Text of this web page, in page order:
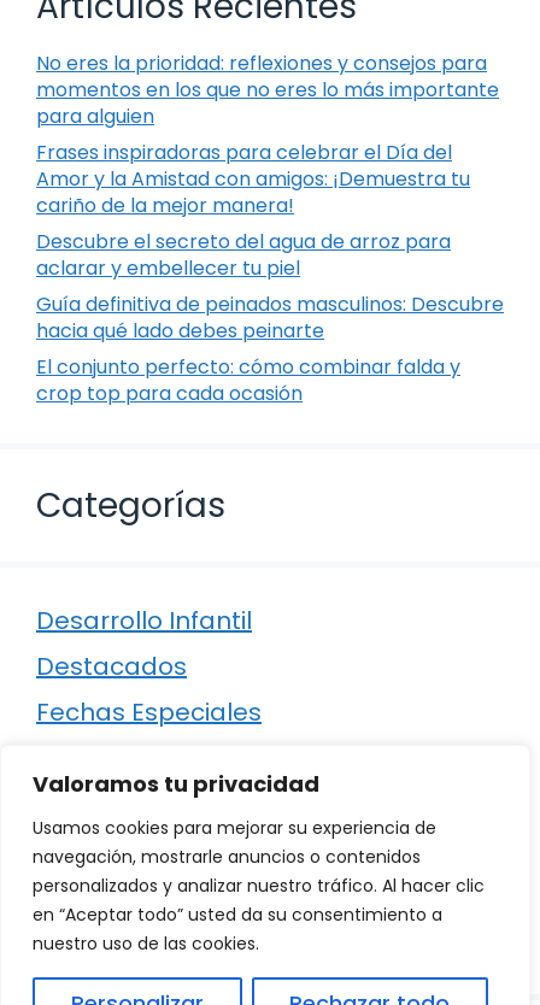
Valoramos tu privacidad
Usamos cookies para mejorar su experiencia de
navegación, mostrarle anuncios o contenidos
personalizados y analizar nuestro tráfico. Al hacer clic
en “Aceptar todo” usted da su consentimiento a
nuestro uso de las cookies.
No eres la prioridad: reflexiones y consejos para
momentos en los que no eres lo más importante
para alguien
Frases inspiradoras para celebrar el Día del
Amor y la Amistad con amigos: ¡Demuestra tu
cariño de la mejor manera!
Descubre el secreto del agua de arroz para
aclarar y embellecer tu piel
Guía definitiva de peinados masculinos: Descubre
hacia qué lado debes peinarte
El conjunto perfecto: cómo combinar falda y
crop top para cada ocasión
Categorías
Desarrollo Infantil
Destacados
Fechas Especiales
Poesía
Regalos
Relaciones
Ropa